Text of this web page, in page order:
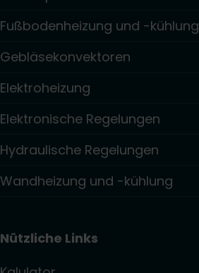
Fußbodenheizung und -kühlung
Gebläsekonvektoren
Elektroheizung
Elektronische Regelungen
Hydraulische Regelungen
Wandheizung und -kühlung
Nützliche Links